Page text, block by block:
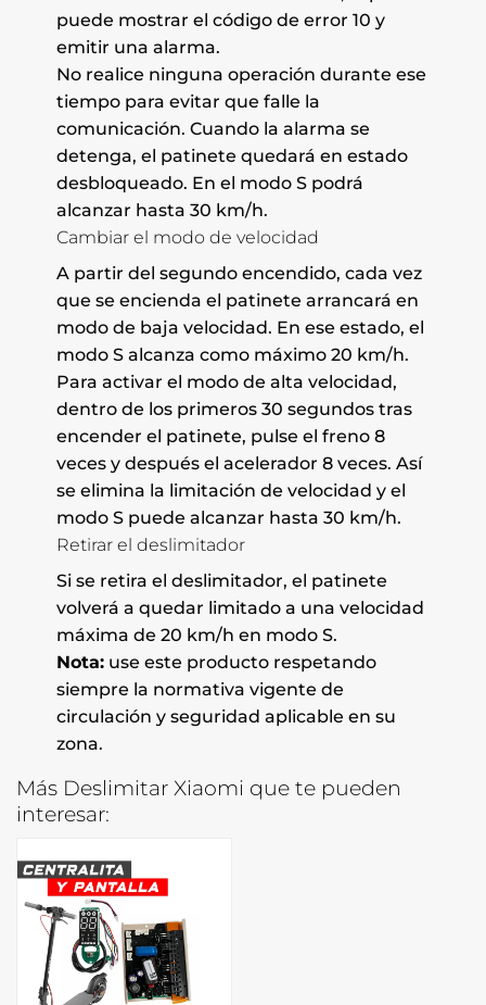
puede mostrar el código de error 10 y
emitir una alarma.
No realice ninguna operación durante ese
tiempo para evitar que falle la
comunicación. Cuando la alarma se
detenga, el patinete quedará en estado
desbloqueado. En el modo S podrá
alcanzar hasta 30 km/h.
Cambiar el modo de velocidad
A partir del segundo encendido, cada vez
que se encienda el patinete arrancará en
modo de baja velocidad. En ese estado, el
modo S alcanza como máximo 20 km/h.
Para activar el modo de alta velocidad,
dentro de los primeros 30 segundos tras
encender el patinete, pulse el freno 8
veces y después el acelerador 8 veces. Así
se elimina la limitación de velocidad y el
modo S puede alcanzar hasta 30 km/h.
Retirar el deslimitador
Si se retira el deslimitador, el patinete
volverá a quedar limitado a una velocidad
máxima de 20 km/h en modo S.
Nota:use este producto respetando
siempre la normativa vigente de
circulación y seguridad aplicable en su
zona.
Más Deslimitar Xiaomi que te pueden
interesar: